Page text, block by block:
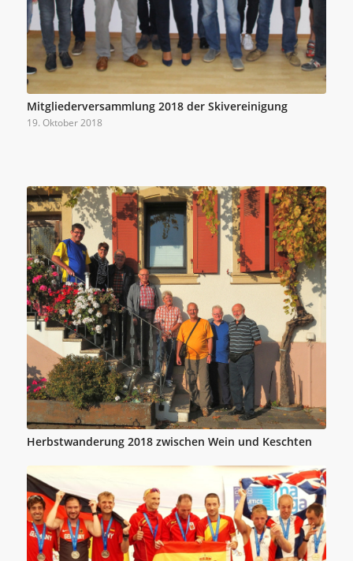
Mitgliederversammlung 2018 der Skivereinigung
19. Oktober 2018
Herbstwanderung 2018 zwischen Wein und Keschten